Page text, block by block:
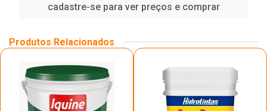
cadastre-se para ver preços e comprar
Produtos Relacionados